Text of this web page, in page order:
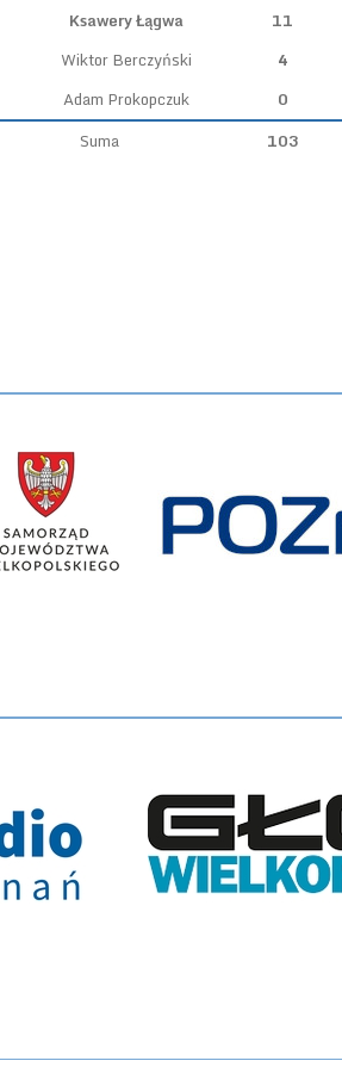
Ksawery Łągwa 11
Wiktor Berczyński 4
Adam Prokopczuk 0
Suma
103